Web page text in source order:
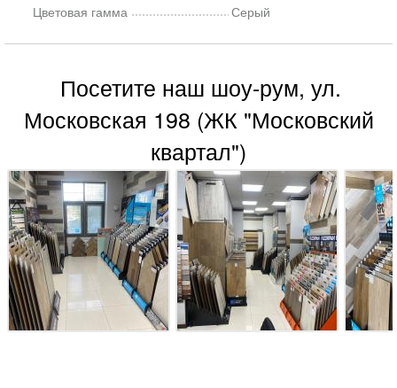
Цветовая гамма Серый
Посетите наш шоу-рум, ул.
Московская 198 (ЖК "Московский
квартал")